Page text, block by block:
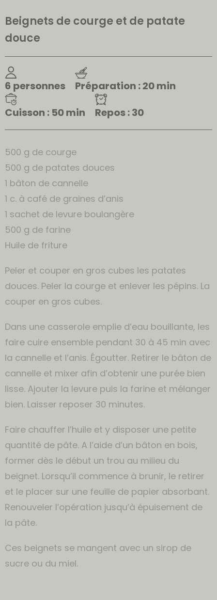
Beignets de courge et de patate
douce
6 personnes
Préparation : 20 min
Cuisson : 50 min
Repos : 30
500 g de courge
500 g de patates douces
1 bâton de cannelle
1 c. à café de graines d’anis
1 sachet de levure boulangère
500 g de farine
Huile de friture
Peler et couper en gros cubes les patates
douces. Peler la courge et enlever les pépins. La
couper en gros cubes.
Dans une casserole emplie d’eau bouillante, les
faire cuire ensemble pendant 30 à 45 min avec
la cannelle et l’anis. Égoutter. Retirer le bâton de
cannelle et mixer afin d’obtenir une purée bien
lisse. Ajouter la levure puis la farine et mélanger
bien. Laisser reposer 30 minutes.
Faire chauffer l’huile et y disposer une petite
quantité de pâte. A l’aide d’un bâton en bois,
former dès le début un trou au milieu du
beignet. Lorsqu’il commence à brunir, le retirer
et le placer sur une feuille de papier absorbant.
Renouveler l’opération jusqu’à épuisement de
la pâte.
Ces beignets se mangent avec un sirop de
sucre ou du miel.